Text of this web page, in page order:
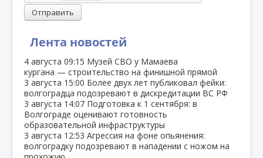
Лента новостей
4 августа 09:15 Музей СВО у Мамаева
кургана — строительство на финишной прямой
3 августа 15:00 Более двух лет публиковал фейки:
волгоградца подозревают в дискредитации ВС РФ
3 августа 14:07 Подготовка к 1 сентября: в
Волгограде оценивают готовность
образовательной инфраструктуры
3 августа 12:53 Агрессия на фоне опьянения:
волгоградку подозревают в нападении с ножом на
Отправить